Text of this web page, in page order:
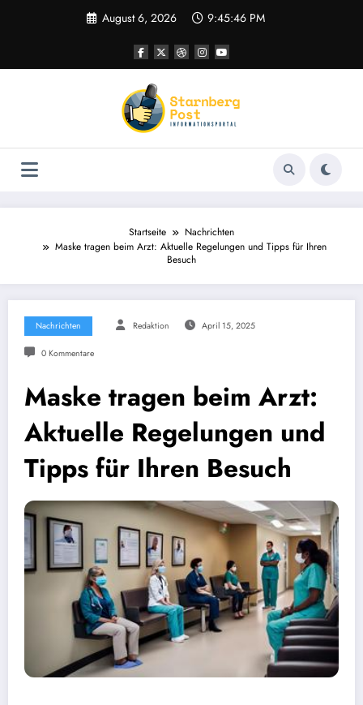
August 6, 2026 9:45:47 PM
Startseite
Nachrichten
Maske tragen beim Arzt: Aktuelle Regelungen und Tipps für Ihren
Besuch
Nachrichten Redaktion April 15, 2025
0 Kommentare
Maske tragen beim Arzt:
Aktuelle Regelungen und
Tipps für Ihren Besuch